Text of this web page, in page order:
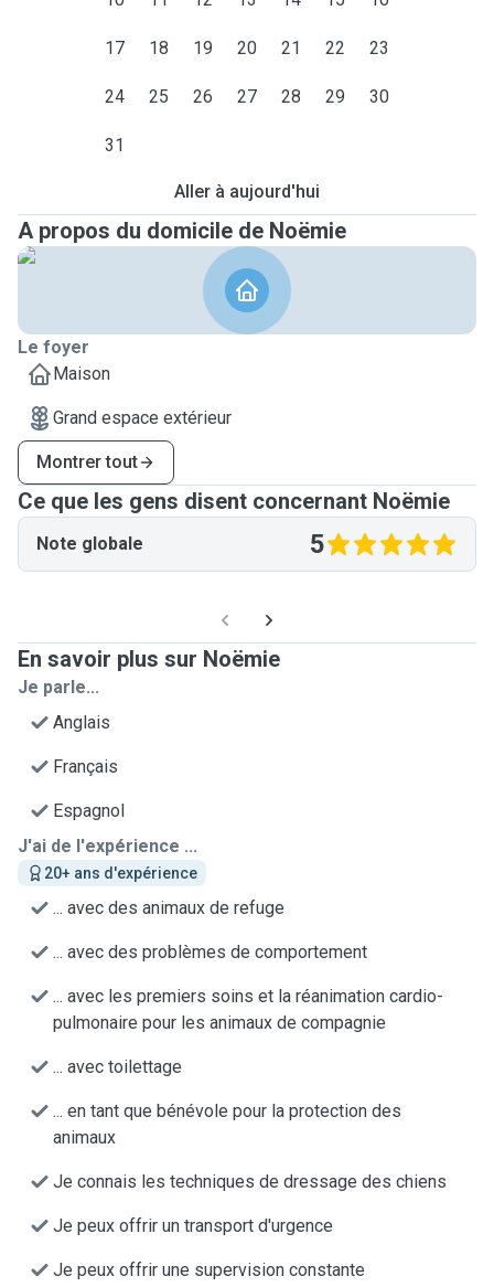
17 18 19 20 21 22 23
24 25 26 27 28 29 30
31
Aller à aujourd'hui
A propos du domicile de Noëmie
Le foyer
Maison
Grand espace extérieur
Montrer tout
Ce que les gens disent concernant Noëmie
Note globale 5
En savoir plus sur Noëmie
Je parle...
Anglais
Français
Espagnol
J'ai de l'expérience ...
20+ ans d'expérience
... avec des animaux de refuge
... avec des problèmes de comportement
... avec les premiers soins et la réanimation cardio-
pulmonaire pour les animaux de compagnie
... avec toilettage
... en tant que bénévole pour la protection des
animaux
Je connais les techniques de dressage des chiens
Je peux offrir un transport d'urgence
Je peux offrir une supervision constante